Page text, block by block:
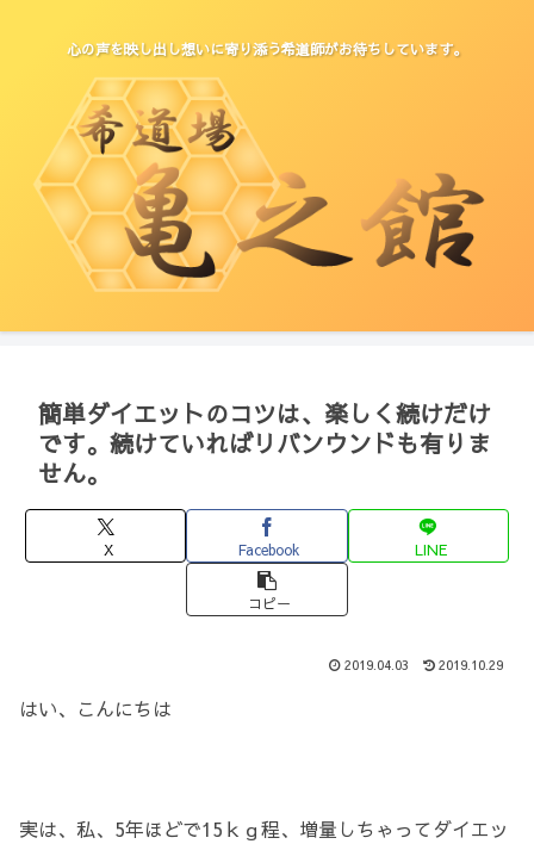
心の声を映し出し想いに寄り添う希道師がお待ちしています。
簡単ダイエットのコツは、楽しく続けだけ
です。続けていればリバンウンドも有りま
せん。
X Facebook LINE
コピー
2019.04.03 2019.10.29
はい、こんにちは
実は、私、5年ほどで15ｋｇ程、増量しちゃってダイエッ